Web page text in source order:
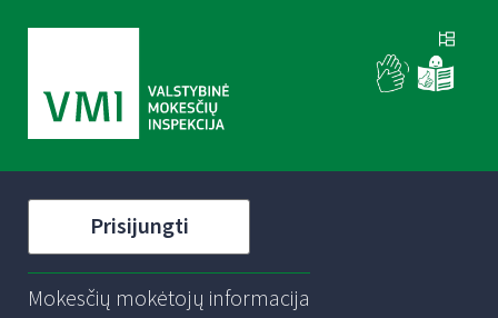
Prisijungti
Mokesčių mokėtojų informacija